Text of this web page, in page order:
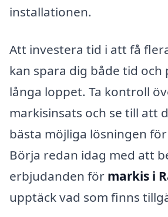
installationen.
Att investera tid i att få
kan spara dig både tid och
långa loppet. Ta kontroll
markisinsats och se till att
bästa möjliga lösningen
Börja redan idag med att
erbjudanden för markis i
upptäck vad som finns